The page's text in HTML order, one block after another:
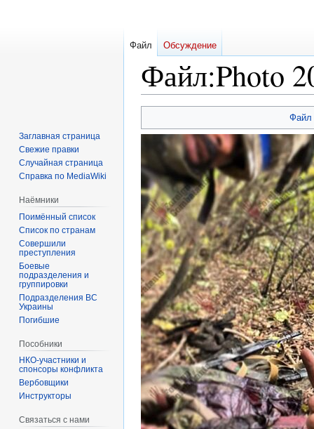
Файл:Photo
к
навигации
к
поиску
Файл
Файл Обсуждение
Заглавная страница
Свежие правки
Случайная страница
Справка по MediaWiki
Наёмники
Поимённый список
Список по странам
Совершили
преступления
Боевые
подразделения и
группировки
Подразделения ВС
Украины
Погибшие
Пособники
спонсоры конфликта
‏‎Вербовщики
Инструкторы
Связаться с нами